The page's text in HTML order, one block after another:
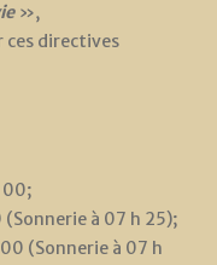
»,
ces directives
00;
(Sonnerie à 07 h 25);
(Sonnerie à 07 h